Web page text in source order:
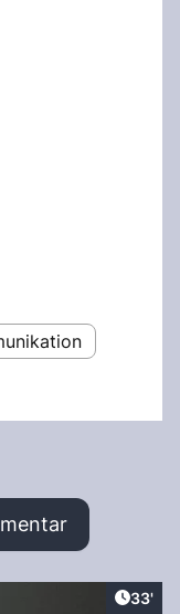
33'